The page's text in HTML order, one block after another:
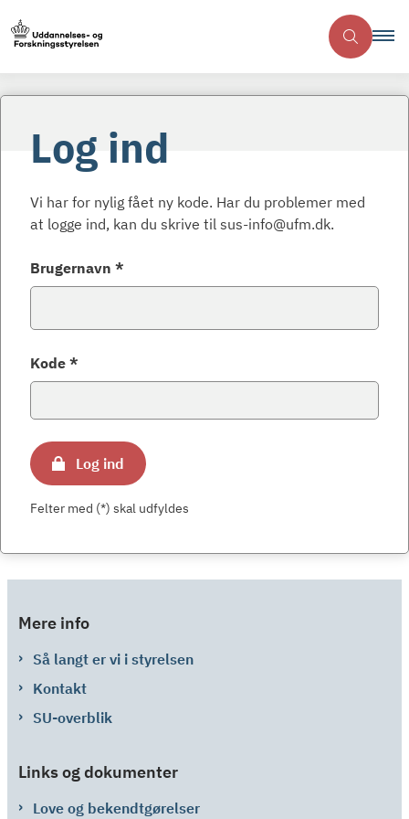
Log ind
Vi har for nylig fået ny kode. Har du problemer med
at logge ind, kan du skrive til sus-info@ufm.dk.
Brugernavn *
Kode *
Log ind
Felter med (*) skal udfyldes
Mere info
Så langt er vi i styrelsen
Kontakt
SU-overblik
Links og dokumenter
Love og bekendtgørelser